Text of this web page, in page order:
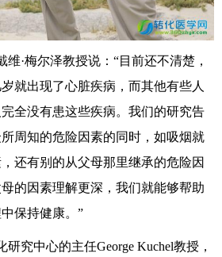
维·梅尔泽教授说： “目前还不清楚 ，
就出现了心脏疾病，而其他有些人
全没有患这些疾病。我们的研究告
周知的危险因素的同时 ，如吸烟就
， 还有别的从父母那里继承的危险因
的因素理解更深 ，我们就能够帮助
保持健康。 ”
研究中心的主任George Kuchel教授 ，